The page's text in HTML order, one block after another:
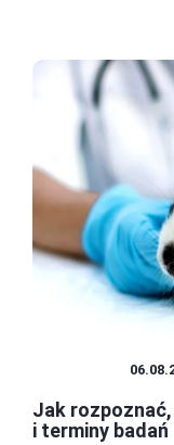
Jak
i terminy badań